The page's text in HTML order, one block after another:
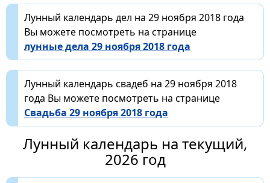
Лунный календарь дел на 29 ноября 2018 года
Вы можете посмотреть на странице
лунные дела 29 ноября 2018 года
Лунный календарь свадеб на 29 ноября 2018
года Вы можете посмотреть на странице
Свадьба 29 ноября 2018 года
Лунный календарь на текущий,
2026 год